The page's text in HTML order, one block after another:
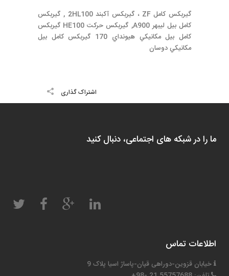
گيربكس كامل ZF ، گيربكس آكبند 2HL100 , گيربكس
كامل بيل ليبهر A900, گيربكس حركت HE100 گيربكس
كامل بيل مكانيكي هيونداي 170 گيربكس كامل بيل
مكانيكي دوسان
اشتراک گذاری
ما را در شبکه های اجتماعی، دنبال کنید
اطلاعات تماس
خیابان قزوین-دوراهی قپان-پاساژ اسیا پلاک 9